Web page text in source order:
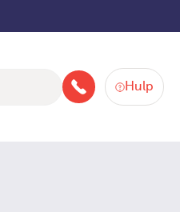
088-258 2580
Hulp